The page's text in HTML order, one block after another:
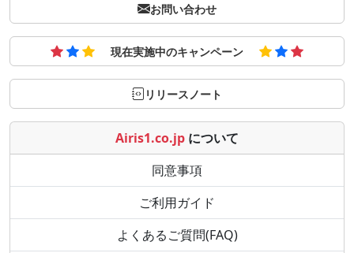
お問い合わせ
現在実施中のキャンペーン
リリースノート
Airis1.co.jp について
同意事項
ご利用ガイド
よくあるご質問(FAQ)